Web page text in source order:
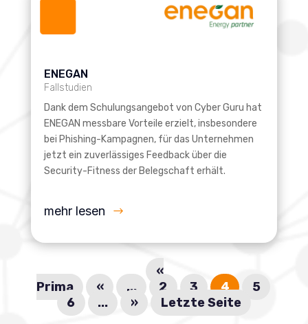
ENEGAN
Fallstudien
Dank dem Schulungsangebot von Cyber Guru hat
ENEGAN messbare Vorteile erzielt, insbesondere
bei Phishing-Kampagnen, für das Unternehmen
jetzt ein zuverlässiges Feedback über die
Security-Fitness der Belegschaft erhält.
mehr lesen
«
Prima
« ... 2 3 4
5
6
... » Letzte Seite